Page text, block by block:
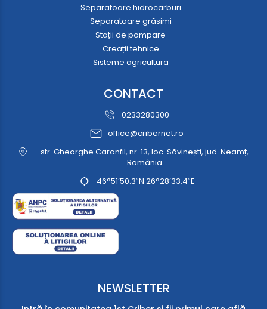
Separatoare hidrocarburi
Separatoare grăsimi
Stații de pompare
Creații tehnice
Sisteme agricultură
CONTACT
0233280300
office@cribernet.ro
str. Gheorghe Caranfil, nr. 13, loc. Săvinești, jud. Neamț,
România
46°51’50.3″N 26°28’33.4″E
NEWSLETTER